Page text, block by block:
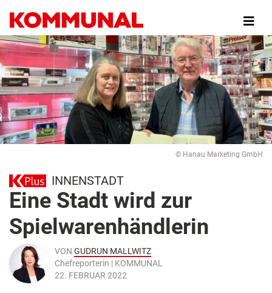
zum
Inhalt
© Hanau Marketing GmbH
INNENSTADT
Eine Stadt wird zur
Spielwarenhändlerin
VON GUDRUN MALLWITZ
Chefreporterin | KOMMUNAL
22. FEBRUAR 2022